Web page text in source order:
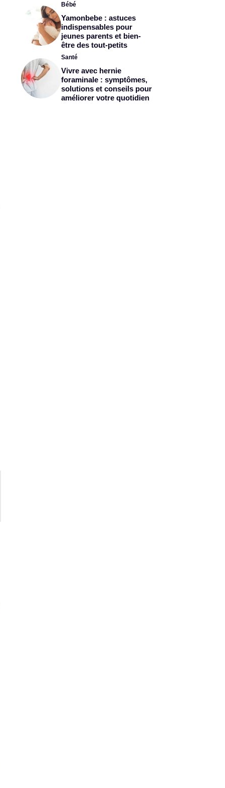
Bébé
Yamonbebe : astuces
indispensables pour
jeunes parents et bien-
être des tout-petits
Santé
Vivre avec hernie
foraminale : symptômes,
solutions et conseils pour
améliorer votre quotidien